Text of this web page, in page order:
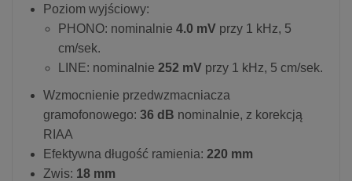
Poziom wyjściowy:
PHONO: nominalnie 4.0 mV przy 1 kHz, 5
cm/sek.
LINE: nominalnie 252 mV przy 1 kHz, 5 cm/sek.
Wzmocnienie przedwzmacniacza
gramofonowego: 36 dB nominalnie, z korekcją
RIAA
Efektywna długość ramienia: 220 mm
Zwis: 18 mm